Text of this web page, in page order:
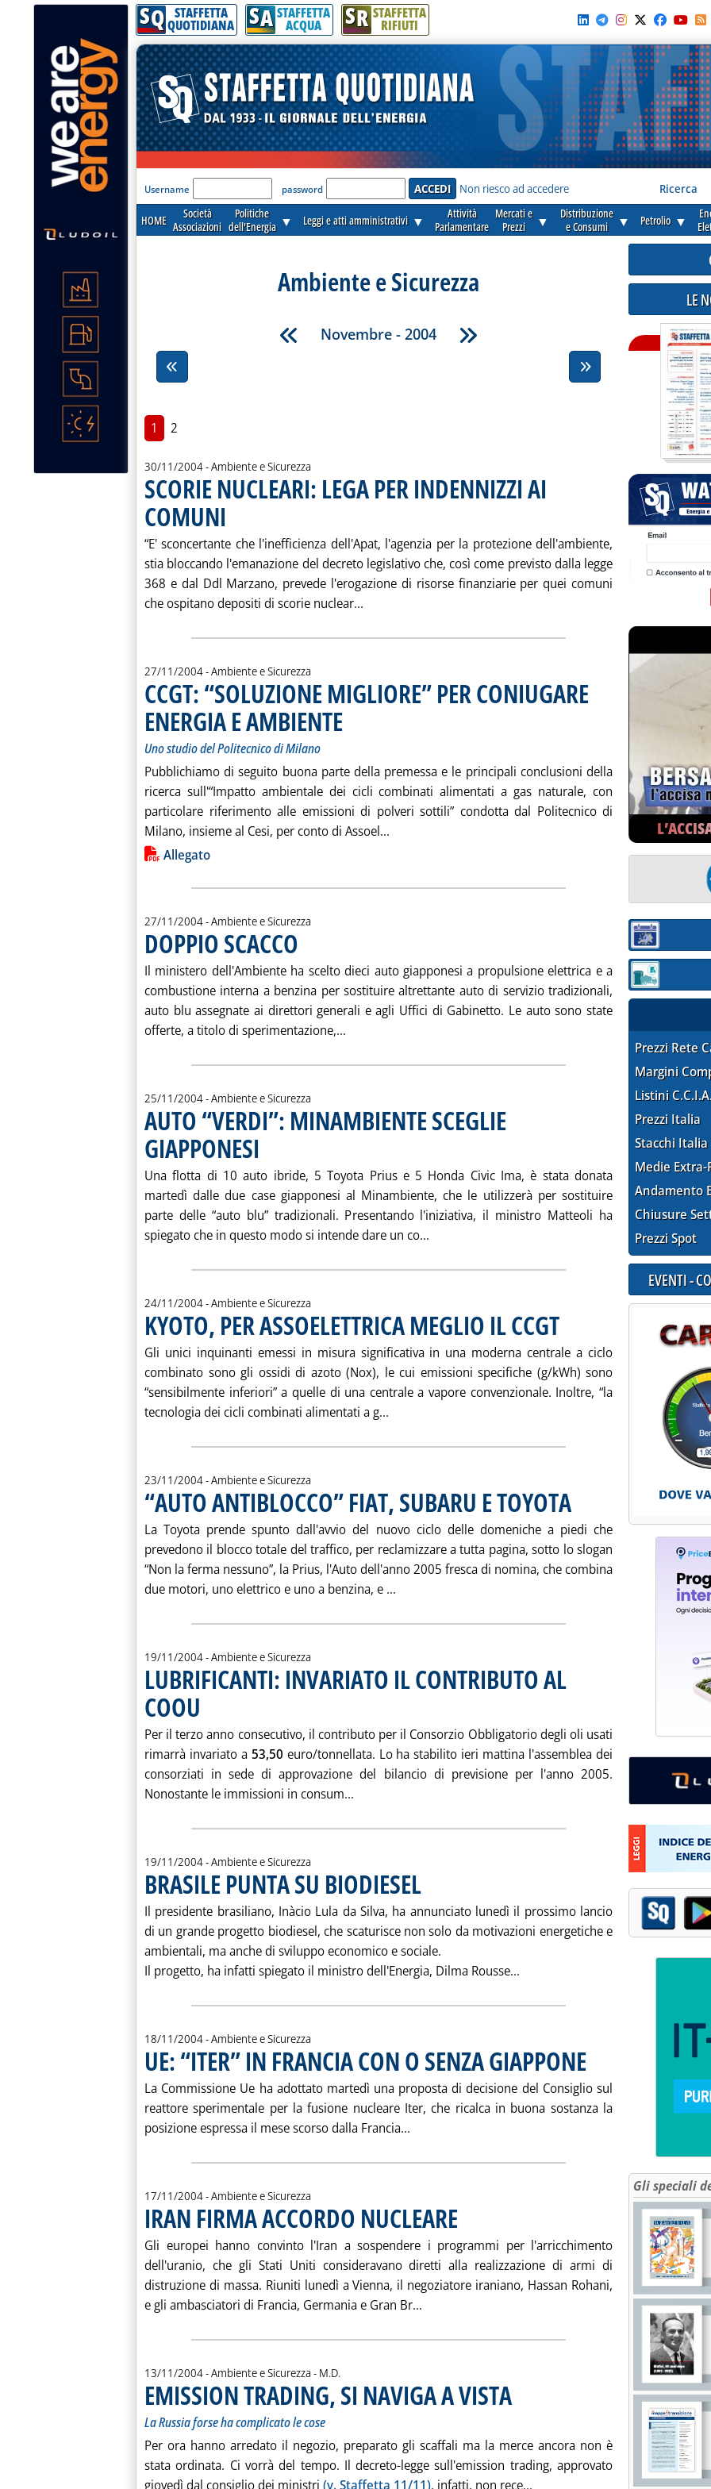
SQ STAFFETTA
QUOTIDIANA SA STAFFETTA
ACQUA SR STAFFETTA
RIFIUTI
'Modulo Login per accedere'
Username password Non riesco ad accedere Ricerca
HOME
Società
Associazioni
Politiche
dell'Energia ▼ Leggi e atti amministrativi ▼
Attività
Parlamentare
Mercati e
Prezzi
▼
Distribuzione
e Consumi
▼ Petrolio ▼
Ambiente e Sicurezza
Novembre - 2004
1 2
30/11/2004- Ambiente e Sicurezza
SCORIE NUCLEARI: LEGA PER INDENNIZZI AI
COMUNI
“E' sconcertante che l'inefficienza dell'Apat, l'agenzia per la protezione dell'ambiente,
stia bloccando l'emanazione del decreto legislativo che, così come previsto dalla legge
368 e dal Ddl Marzano, prevede l'erogazione di risorse finanziarie per quei comuni
che ospitano depositi di scorie nuclear... Leggi tutta la notizia: 'SCORIE NUCLEARI: LEGA PER
27/11/2004- Ambiente e Sicurezza
CCGT: “SOLUZIONE MIGLIORE” PER CONIUGARE
ENERGIA E AMBIENTE
Uno studio del Politecnico di Milano
Pubblichiamo di seguito buona parte della premessa e le principali conclusioni della
ricerca sull'“Impatto ambientale dei cicli combinati alimentati a gas naturale, con
particolare riferimento alle emissioni di polveri sottili” condotta dal Politecnico di
Milano, insieme al Cesi, per conto di Assoel... Leggi tutta la notizia: 'CCGT: “SOLUZIONE MIGLIORE”
Lista allegati PDF alla notizia
Allegato
27/11/2004- Ambiente e Sicurezza
DOPPIO SCACCO
Il ministero dell'Ambiente ha scelto dieci auto giapponesi a propulsione elettrica e a
combustione interna a benzina per sostituire altrettante auto di servizio tradizionali,
auto blu assegnate ai direttori generali e agli Uffici di Gabinetto. Le auto sono state
offerte, a titolo di sperimentazione,...
25/11/2004- Ambiente e Sicurezza
AUTO “VERDI”: MINAMBIENTE SCEGLIE
GIAPPONESI
. Pubblicata giovedì 25 novembre 2004 alle 15.34.
Una flotta di 10 auto ibride, 5 Toyota Prius e 5 Honda Civic Ima, è stata donata
martedì dalle due case giapponesi al Minambiente, che le utilizzerà per sostituire
parte delle “auto blu” tradizionali. Presentando l'iniziativa, il ministro Matteoli ha
spiegato che in questo modo si intende dare un co... Leggi tutta la notizia: 'AUTO “VERDI”:
24/11/2004- Ambiente e Sicurezza
KYOTO, PER ASSOELETTRICA MEGLIO IL CCGT. Pubblicata mercoledì 24 novembre
Gli unici inquinanti emessi in misura significativa in una moderna centrale a ciclo
combinato sono gli ossidi di azoto (Nox), le cui emissioni specifiche (g/kWh) sono
“sensibilmente inferiori” a quelle di una centrale a vapore convenzionale. Inoltre, “la
tecnologia dei cicli combinati alimentati a g... Leggi tutta la notizia: 'KYOTO, PER ASSOELETTRICA
23/11/2004- Ambiente e Sicurezza
“AUTO ANTIBLOCCO” FIAT, SUBARU E TOYOTA
. Pubblicata martedì 23 novembre 2004 alle 15.28.
La Toyota prende spunto dall'avvio del nuovo ciclo delle domeniche a piedi che
prevedono il blocco totale del traffico, per reclamizzare a tutta pagina, sotto lo slogan
“Non la ferma nessuno”, la Prius, l'Auto dell'anno 2005 fresca di nomina, che combina
due motori, uno elettrico e uno a benzina, e ... Leggi tutta la notizia: '“AUTO ANTIBLOCCO” FIAT,
19/11/2004- Ambiente e Sicurezza
LUBRIFICANTI: INVARIATO IL CONTRIBUTO AL
COOU
. Pubblicata venerdì 19 novembre 2004 alle 15.12.
Per il terzo anno consecutivo, il contributo per il Consorzio Obbligatorio degli oli usati
rimarrà invariato a 53,50 euro/tonnellata. Lo ha stabilito ieri mattina l'assemblea dei
consorziati in sede di approvazione del bilancio di previsione per l'anno 2005.
Nonostante le immissioni in consum... Leggi tutta la notizia: 'LUBRIFICANTI: INVARIATO IL
19/11/2004- Ambiente e Sicurezza
BRASILE PUNTA SU BIODIESEL
Il presidente brasiliano, Inàcio Lula da Silva, ha annunciato lunedì il prossimo lancio
di un grande progetto biodiesel, che scaturisce non solo da motivazioni energetiche e
ambientali, ma anche di sviluppo economico e sociale.
Il progetto, ha infatti spiegato il ministro dell'Energia, Dilma Rousse...
18/11/2004- Ambiente e Sicurezza
UE: “ITER” IN FRANCIA CON O SENZA GIAPPONE . Pubblicata giovedì 18
La Commissione Ue ha adottato martedì una proposta di decisione del Consiglio sul
reattore sperimentale per la fusione nucleare Iter, che ricalca in buona sostanza la
posizione espressa il mese scorso dalla Francia...
17/11/2004- Ambiente e Sicurezza
IRAN FIRMA ACCORDO NUCLEARE . Pubblicata mercoledì 17 novembre 2004 alle 15.35.
Gli europei hanno convinto l'Iran a sospendere i programmi per l'arricchimento
dell'uranio, che gli Stati Uniti consideravano diretti alla realizzazione di armi di
distruzione di massa. Riuniti lunedì a Vienna, il negoziatore iraniano, Hassan Rohani,
e gli ambasciatori di Francia, Germania e Gran Br... Leggi tutta la notizia: 'IRAN FIRMA ACCORDO
13/11/2004- Ambiente e Sicurezza - di:
M.D.
EMISSION TRADING, SI NAVIGA A VISTA . Sottotitolo: La Russia forse ha complicato le cose
. Pubblicata sabato 13 novembre 2004 alle 15.3.
La Russia forse ha complicato le cose
Per ora hanno arredato il negozio, preparato gli scaffali ma la merce ancora non è
stata ordinata. Ci vorrà del tempo. Il decreto-legge sull'emission trading, approvato
giovedì dal consiglio dei ministri (v. Staffetta 11/11), infatti, non rece... Leggi tutta la notizia:
LE
Sezione:
Sezione:
Prezzi Rete
Margini
Listini
Prezzi Italia
Stacchi Italia
Medie Extra-
Andamento
Chiusure
Prezzi Spot
EVENTI -
Gli speciali